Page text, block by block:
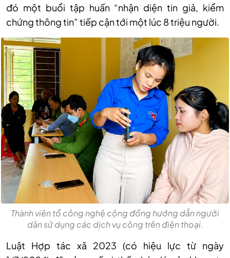
đó một buổi tập huấn “nhận diện tin giả, kiểm
chứng thông tin” tiếp cận tới một lúc 8 triệu người.
Thành viên tổ công nghệ cộng đồng hướng dẫn người
dân sử dụng các dịch vụ công trên điện thoại.
Luật Hợp tác xã 2023 (có hiệu lực từ ngày